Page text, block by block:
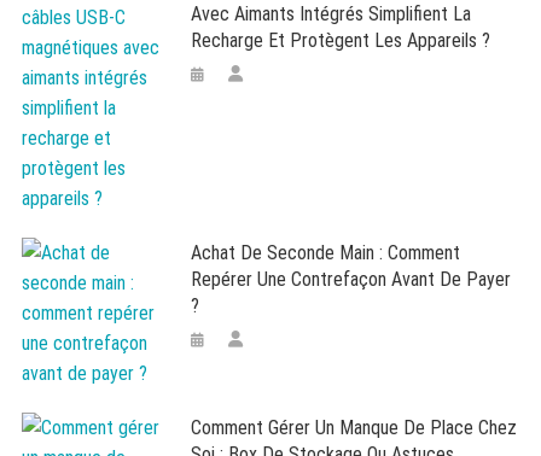
Avec Aimants Intégrés Simplifient La
Recharge Et Protègent Les Appareils ?
Achat De Seconde Main : Comment
Repérer Une Contrefaçon Avant De Payer
?
Comment Gérer Un Manque De Place Chez